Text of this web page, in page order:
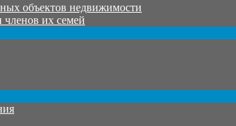
объектов недвижимости
их семей